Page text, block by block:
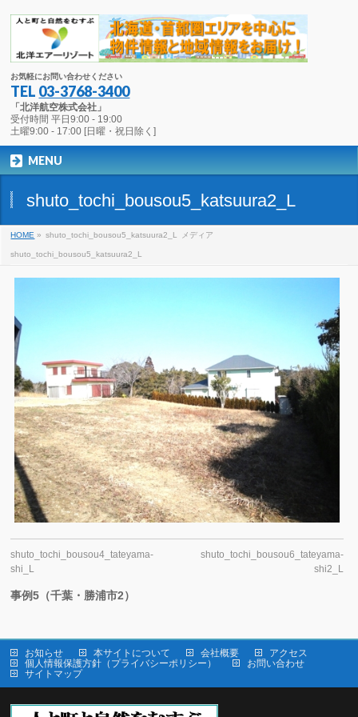
お気軽にお問い合わせください
TEL 03-3768-3400
「北洋航空株式会社」
受付時間 平日9:00 - 19:00
土曜9:00 - 17:00 [日曜・祝日除く]
MENU
shuto_tochi_bousou5_katsuura2_L
HOME » shuto_tochi_bousou5_katsuura2_L メディア
shuto_tochi_bousou5_katsuura2_L
shuto_tochi_bousou4_tateyama-
shi_L
shuto_tochi_bousou6_tateyama-
shi2_L
事例5（千葉・勝浦市2）
お知らせ 本サイトについて 会社概要
アクセス
個人情報保護方針（プライバシーポリシー）
お問い合わせ
サイトマップ